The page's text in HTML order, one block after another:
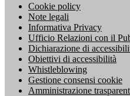
Cookie policy
Note legali
Informativa Privacy
Ufficio Relazioni con il
Dichiarazione di
Obiettivi di accessibilità
Whistleblowing
Gestione consensi cookie
Amministrazione